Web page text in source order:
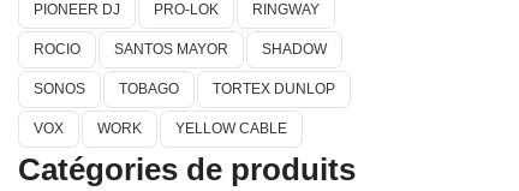
PIONEER DJ PRO-LOK RINGWAY
ROCIO SANTOS MAYOR SHADOW
SONOS TOBAGO TORTEX DUNLOP
VOX WORK YELLOW CABLE
Catégories de produits